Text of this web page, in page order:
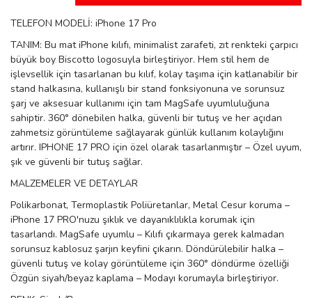
Manoir
TELEFON MODELİ: iPhone 17 Pro
TANIM: Bu mat iPhone kılıfı, minimalist zarafeti, zıt renkteki çarpıcı
büyük boy Biscotto logosuyla birleştiriyor. Hem stil hem de
işlevsellik için tasarlanan bu kılıf, kolay taşıma için katlanabilir bir
stand halkasına, kullanışlı bir stand fonksiyonuna ve sorunsuz
şarj ve aksesuar kullanımı için tam MagSafe uyumluluğuna
sahiptir. 360° dönebilen halka, güvenli bir tutuş ve her açıdan
zahmetsiz görüntüleme sağlayarak günlük kullanım kolaylığını
artırır. IPHONE 17 PRO için özel olarak tasarlanmıştır – Özel uyum,
şık ve güvenli bir tutuş sağlar.
MALZEMELER VE DETAYLAR
Polikarbonat, Termoplastik Poliüretanlar, Metal Cesur koruma –
iPhone 17 PRO'nuzu şıklık ve dayanıklılıkla korumak için
tasarlandı. MagSafe uyumlu – Kılıfı çıkarmaya gerek kalmadan
sorunsuz kablosuz şarjın keyfini çıkarın. Döndürülebilir halka –
güvenli tutuş ve kolay görüntüleme için 360° döndürme özelliği
Özgün siyah/beyaz kaplama – Modayı korumayla birleştiriyor.